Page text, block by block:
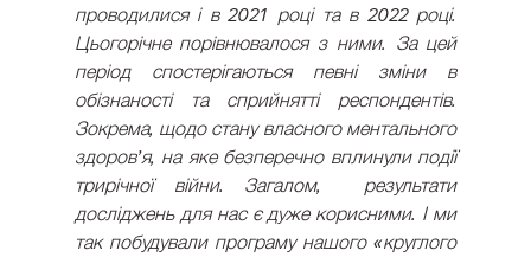
проводилися і в 2021 році та в 2022 році.
Цьогорічне порівнювалося з ними. За цей
період спостерігаються певні зміни в
обізнаності та сприйнятті респондентів.
Зокрема, щодо стану власного ментального
здоров’я, на яке безперечно вплинули події
трирічної війни. Загалом,  результати
досліджень для нас є дуже корисними. І ми
так побудували програму нашого «круглого